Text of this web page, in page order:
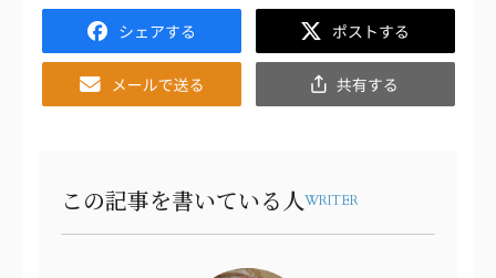
Facebook
Twitter
Email
共
有
この記事を書いている人WRITER